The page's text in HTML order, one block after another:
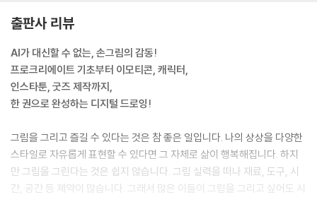
출판사 리뷰
AI가 대신할 수 없는, 손그림의 감동!
프로크리에이트 기초부터 이모티콘, 캐릭터,
인스타툰, 굿즈 제작까지,
한 권으로 완성하는 디지털 드로잉!
그림을 그리고 즐길 수 있다는 것은 참 좋은 일입니다. 나의 상상을 다양한
스타일로 자유롭게 표현할 수 있다면 그 자체로 삶이 행복해집니다. 하지
만 그림을 그린다는 것은 쉽지 않습니다. 그림 실력을 떠나 재료, 도구, 시
간, 공간 등 제약이 많습니다. 그래서 많은 이들이 그림을 그리고 싶어도 시